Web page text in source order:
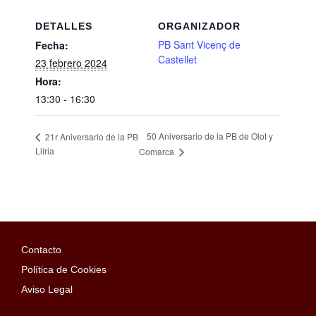
DETALLES
Fecha:
23 febrero 2024
Hora:
13:30 - 16:30
ORGANIZADOR
PB Sant Vicenç de
Castellet
21r Aniversario de la PB
Llíria
50 Aniversario de la PB de Olot y
Comarca
Contacto
Política de Cookies
Aviso Legal